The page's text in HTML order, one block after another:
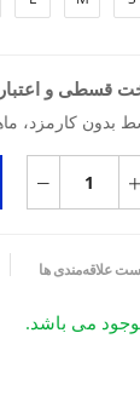
قسطی و
علاقه‌مندی ها
می باشد.